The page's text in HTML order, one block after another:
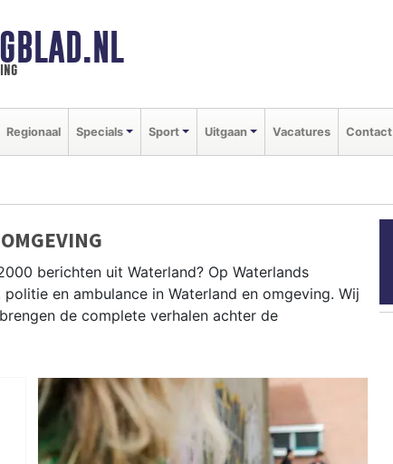
Regionaal Specials Sport Uitgaan Vacatures Contact
berichten uit Waterland? Op Waterlands
en ambulance in Waterland en omgeving. Wij
de complete verhalen achter de
in Monnickendam, Broek in Waterland,
112-nieuws in Waterland.